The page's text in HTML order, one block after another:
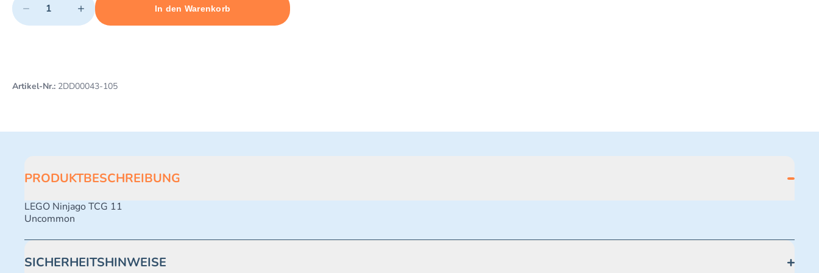
− +
Minimum quantity: 1 Maximum quantity: 491
In den Warenkorb
Add 1 item to cart
Artikel-Nr.: 2DD00043-105
PRODUKTBESCHREIBUNG
LEGO Ninjago TCG 11
Uncommon
SICHERHEITSHINWEISE